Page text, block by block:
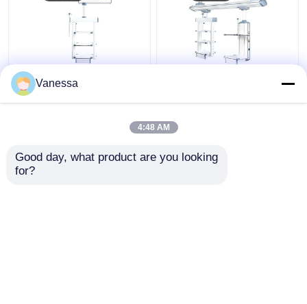
AMBER Flexible
Integrierte Funktionen
Krankenhaus elektrisch
Anhänger
Chirurgischer Boom
Vanessa
4:48 AM
Good day, what product are you looking
for?